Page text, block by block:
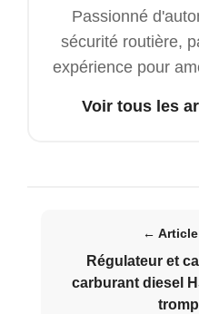
Passionné
sécurité routière,
expérience pour
Voir tous les
←
Régulateur et
carburant diesel